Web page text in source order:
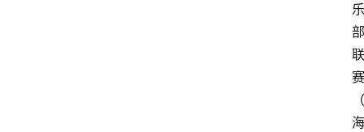
乐
部
联
赛
（
海